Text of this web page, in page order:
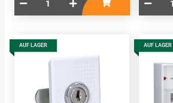
AUF LAGER AUF LAGER